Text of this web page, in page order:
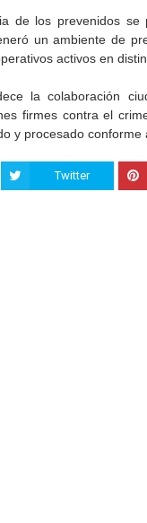
de los prevenidos
un ambiente de
activos en
la colaboración
firmes contra el
y procesado conforme
Twitter